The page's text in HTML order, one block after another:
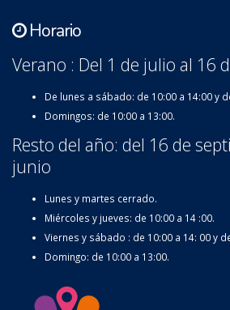
Horario
Verano : Del 1 de julio al 16
De lunes a sábado: de 10:00 a 14:00 y
Domingos: de 10:00 a 13:00.
Resto del año: del 16 de
junio
Lunes y martes cerrado.
Miércoles y jueves: de 10:00 a 14 :00.
Viernes y sábado : de 10:00 a 14: 00 y
Domingo: de 10:00 a 13:00.